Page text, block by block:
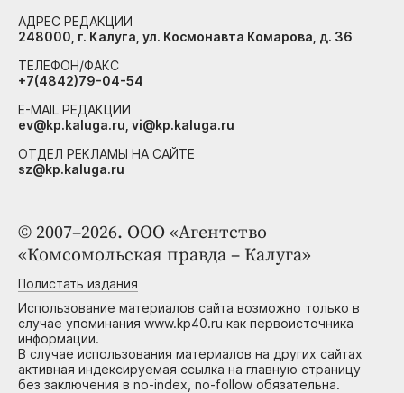
© 2007–2026. ООО «Агентство
«Комсомольская правда – Калуга»
Полистать издания
Использование материалов сайта возможно только в
случае упоминания www.kp40.ru как первоисточника
информации.
В случае использования материалов на других сайтах
активная индексируемая ссылка на главную страницу
без заключения в no-index, no-follow обязательна.
АДРЕС РЕДАКЦИИ
248000, г. Калуга, ул. Космонавта Комарова, д. 36
ТЕЛЕФОН/ФАКС
+7(4842)79-04-54
E-MAIL РЕДАКЦИИ
ev@kp.kaluga.ru, vi@kp.kaluga.ru
ОТДЕЛ РЕКЛАМЫ НА САЙТЕ
sz@kp.kaluga.ru